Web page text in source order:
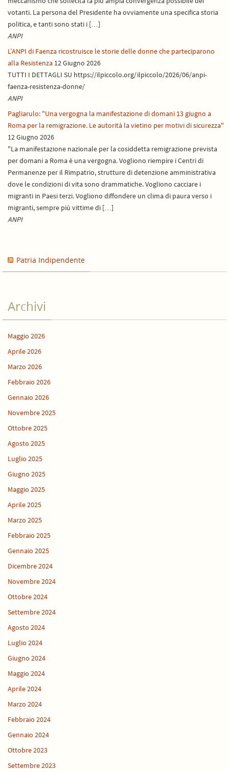
votanti. La persona del Presidente ha ovviamente una specifica storia
politica, e tanti sono stati i […]
ANPI
L’ANPI di Faenza ricostruisce le storie delle donne che parteciparono
alla Resistenza 12 Giugno 2026
TUTTI I DETTAGLI SU https://ilpiccolo.org/ilpiccolo/2026/06/anpi-
faenza-resistenza-donne/
ANPI
Pagliarulo: "Una vergogna la manifestazione di domani 13 giugno a
Roma per la remigrazione. Le autorità la vietino per motivi di sicurezza"
12 Giugno 2026
"La manifestazione nazionale per la cosiddetta remigrazione prevista
per domani a Roma è una vergogna. Vogliono riempire i Centri di
Permanenze per il Rimpatrio, strutture di detenzione amministrativa
dove le condizioni di vita sono drammatiche. Vogliono cacciare i
migranti in Paesi terzi. Vogliono diffondere un clima di paura verso i
migranti, sempre più vittime di […]
ANPI
Patria Indipendente
Archivi
Maggio 2026
Aprile 2026
Marzo 2026
Febbraio 2026
Gennaio 2026
Novembre 2025
Ottobre 2025
Agosto 2025
Luglio 2025
Giugno 2025
Maggio 2025
Aprile 2025
Marzo 2025
Febbraio 2025
Gennaio 2025
Dicembre 2024
Novembre 2024
Ottobre 2024
Settembre 2024
Agosto 2024
Luglio 2024
Giugno 2024
Maggio 2024
Aprile 2024
Marzo 2024
Febbraio 2024
Gennaio 2024
Ottobre 2023
Settembre 2023